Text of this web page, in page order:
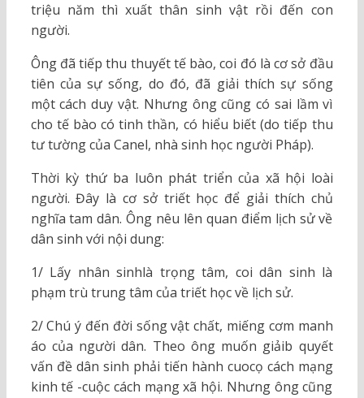
triệu năm thì xuất thân sinh vật rồi đến con
người.
Ông đã tiếp thu thuyết tế bào, coi đó là cơ sở đầu
tiên của sự sống, do đó, đã giải thích sự sống
một cách duy vật. Nhưng ông cũng có sai lầm vì
cho tế bào có tinh thần, có hiểu biết (do tiếp thu
tư tường của Canel, nhà sinh học người Pháp).
Thời kỳ thứ ba luôn phát triển của xã hội loài
người. Đây là cơ sở triết học để giải thích chủ
nghĩa tam dân. Ông nêu lên quan điểm lịch sử về
dân sinh với nội dung:
1/ Lấy nhân sinhlà trọng tâm, coi dân sinh là
phạm trù trung tâm của triết học về lịch sử.
2/ Chú ý đến đời sống vật chất, miếng cơm manh
áo của người dân. Theo ông muốn giảib quyết
vấn đề dân sinh phải tiến hành cuocọ cách mạng
kinh tế -cuộc cách mạng xã hội. Nhưng ông cũng